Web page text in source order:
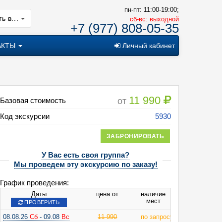
в...
пн-пт: 11:00-19:00;
cб-вс: выходной
+7 (977) 808-05-35
Личный кабинет
Базовая стоимость от 11 990
Код экскурсии 5930
ЗАБРОНИРОВАТЬ
У Вас есть своя группа?
Мы проведем эту экскурсию по заказу!
График проведения:
Даты
ПРОВЕРИТЬ
цена от
наличие
мест
08.08.26Сб - 09.08 Вс
11 990
по запросу